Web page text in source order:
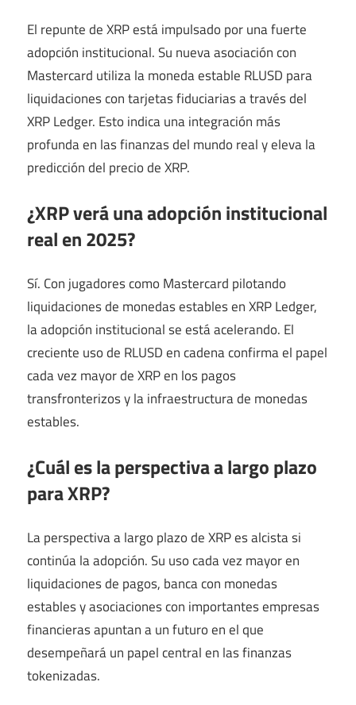
El repunte de XRP está impulsado por una fuerte
adopción institucional. Su nueva asociación con
Mastercard utiliza la moneda estable RLUSD para
liquidaciones con tarjetas fiduciarias a través del
XRP Ledger. Esto indica una integración más
profunda en las finanzas del mundo real y eleva la
predicción del precio de XRP.
¿XRP verá una adopción institucional
real en 2025?
Sí. Con jugadores como Mastercard pilotando
liquidaciones de monedas estables en XRP Ledger,
la adopción institucional se está acelerando. El
creciente uso de RLUSD en cadena confirma el papel
cada vez mayor de XRP en los pagos
transfronterizos y la infraestructura de monedas
estables.
¿Cuál es la perspectiva a largo plazo
para XRP?
La perspectiva a largo plazo de XRP es alcista si
continúa la adopción. Su uso cada vez mayor en
liquidaciones de pagos, banca con monedas
estables y asociaciones con importantes empresas
financieras apuntan a un futuro en el que
desempeñará un papel central en las finanzas
tokenizadas.